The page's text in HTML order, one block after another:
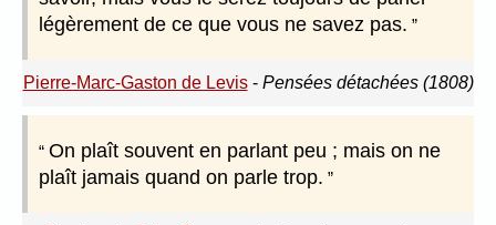
légèrement de ce que vous ne savez pas.
Pierre-Marc-Gaston de Levis- Pensées détachées (1808)
On plaît souvent en parlant peu ; mais on ne
plaît jamais quand on parle trop.